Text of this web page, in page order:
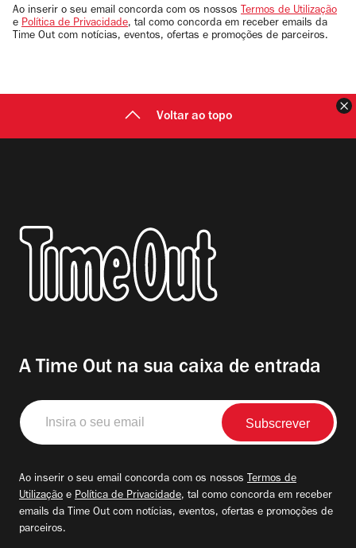
email
Ao inserir o seu email concorda com os nossos Termos de Utilização
e Política de Privacidade, tal como concorda em receber emails da
Time Out com notícias, eventos, ofertas e promoções de parceiros.
Voltar ao topo
A Time Out na sua caixa de entrada
Insira
o
seu
Ao inserir o seu email concorda com os nossos Termos de
Utilização e Política de Privacidade, tal como concorda em receber
emails da Time Out com notícias, eventos, ofertas e promoções de
parceiros.